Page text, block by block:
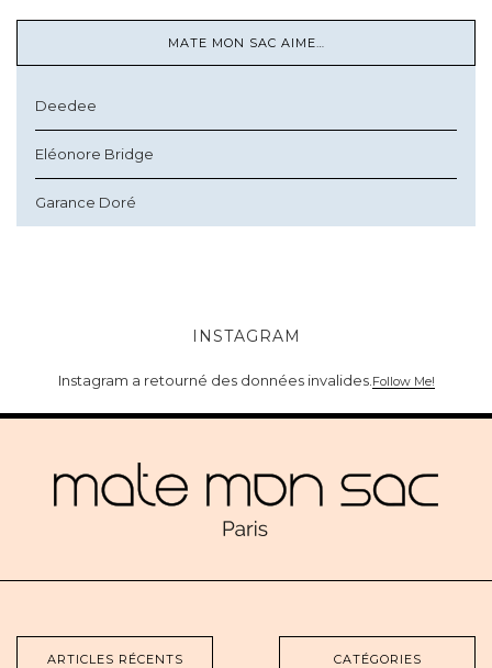
MATE MON SAC AIME…
Deedee
Eléonore Bridge
Garance Doré
INSTAGRAM
Instagram a retourné des données invalides. Follow Me!
ARTICLES RÉCENTS CATÉGORIES